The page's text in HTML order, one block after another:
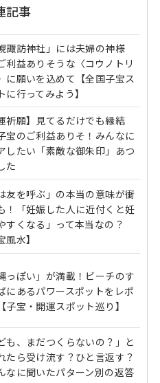
記事
諏訪神社」には夫婦の神様
利益ありそうな〈コウノトリ
に願いを込めて【全国子宝ス
に行ってみよう】
祈願】見てるだけでも縁結
宝のご利益ありそ！みんなに
したい「素敵な御朱印」あつ
た
友を呼ぶ」の本当の意味が衝
！「妊娠した人に近付くと妊
すくなる」って本当なの？
風水】
っぽい」が満載！ビーチのす
にあるパワースポットをレポ
子宝・開運スポット巡り】
も、まだつくらないの？」と
たら受け流す？ひと言返す？
なに聞いたパターン別の返答